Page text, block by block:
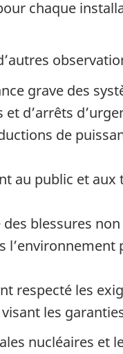
chaque
grave des
d’arrêts
de
au public et
blessures
respecté les
les
nucléaires et